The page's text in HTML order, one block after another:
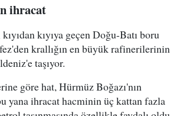
ihracat
kıyıya geçen Doğu-Batı boru
krallığın en büyük rafinerilerinin
taşıyor.
göre hat, Hürmüz Boğazı'nın
yana ihracat hacminin üç kattan fazla